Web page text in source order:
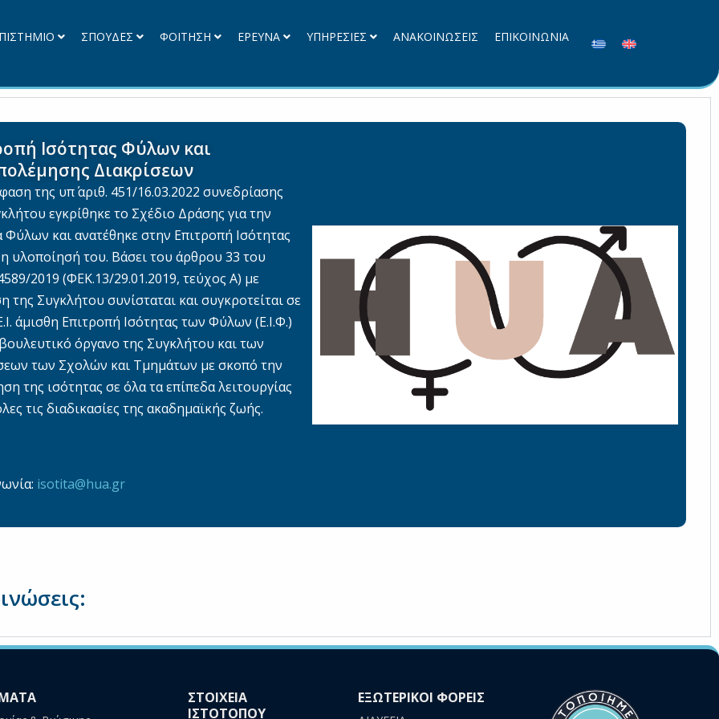
ΣΠΟΥΔΕΣ ΦΟΙΤΗΣΗ ΕΡΕΥΝΑ ΥΠΗΡΕΣΙΕΣ ΑΝΑΚΟΙΝΩΣΕΙΣ ΕΠΙΚΟΙΝΩΝΙΑ
Ισότητας Φύλων και
Διακρίσεων
της υπ΄ αριθ. 451/16.03.2022 συνεδρίασης
εγκρίθηκε το Σχέδιο Δράσης για την
Φύλων και ανατέθηκε στην Επιτροπή Ισότητας
υλοποίησή του. Βάσει του άρθρου 33 του
2019 (ΦΕΚ.13/29.01.2019, τεύχος Α) με
της Συγκλήτου συνίσταται και συγκροτείται σε
άμισθη Επιτροπή Ισότητας των Φύλων (Ε.Ι.Φ.)
όργανο της Συγκλήτου και των
των Σχολών και Τμημάτων με σκοπό την
της ισότητας σε όλα τα επίπεδα λειτουργίας
τις διαδικασίες της ακαδημαϊκής ζωής.
isotita@hua.gr
ΣΤΟΙΧΕΙΑ
ΙΣΤΟΤΟΠΟΥ
ΕΞΩΤΕΡΙΚΟΙ ΦΟΡΕΙΣ